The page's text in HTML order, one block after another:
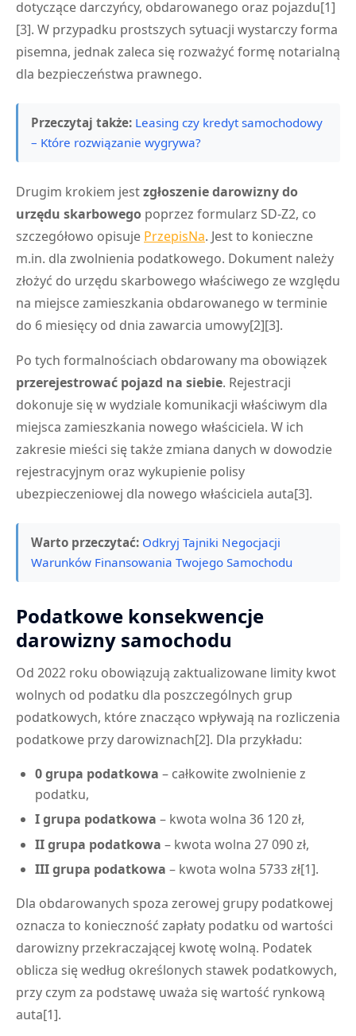
dotyczące darczyńcy, obdarowanego oraz pojazdu[1]
[3]. W przypadku prostszych sytuacji wystarczy forma
pisemna, jednak zaleca się rozważyć formę notarialną
dla bezpieczeństwa prawnego.
Przeczytaj także: Leasing czy kredyt samochodowy
– Które rozwiązanie wygrywa?
Drugim krokiem jestzgłoszenie darowizny do
urzędu skarbowego poprzez formularz SD-Z2, co
szczegółowo opisuje PrzepisNa. Jest to konieczne
m.in. dla zwolnienia podatkowego. Dokument należy
złożyć do urzędu skarbowego właściwego ze względu
na miejsce zamieszkania obdarowanego w terminie
do 6 miesięcy od dnia zawarcia umowy[2][3].
Po tych formalnościach obdarowany ma obowiązek
przerejestrować pojazd na siebie. Rejestracji
dokonuje się w wydziale komunikacji właściwym dla
miejsca zamieszkania nowego właściciela. W ich
zakresie mieści się także zmiana danych w dowodzie
rejestracyjnym oraz wykupienie polisy
ubezpieczeniowej dla nowego właściciela auta[3].
Warto przeczytać: Odkryj Tajniki Negocjacji
Warunków Finansowania Twojego Samochodu
Podatkowe konsekwencje
darowizny samochodu
Od 2022 roku obowiązują zaktualizowane limity kwot
wolnych od podatku dla poszczególnych grup
podatkowych, które znacząco wpływają na rozliczenia
podatkowe przy darowiznach[2]. Dla przykładu:
0 grupa podatkowa – całkowite zwolnienie z
podatku,
I grupa podatkowa – kwota wolna 36 120 zł,
II grupa podatkowa – kwota wolna 27 090 zł,
III grupa podatkowa – kwota wolna 5733 zł[1].
Dla obdarowanych spoza zerowej grupy podatkowej
oznacza to konieczność zapłaty podatku od wartości
darowizny przekraczającej kwotę wolną. Podatek
oblicza się według określonych stawek podatkowych,
przy czym za podstawę uważa się wartość rynkową
auta[1].